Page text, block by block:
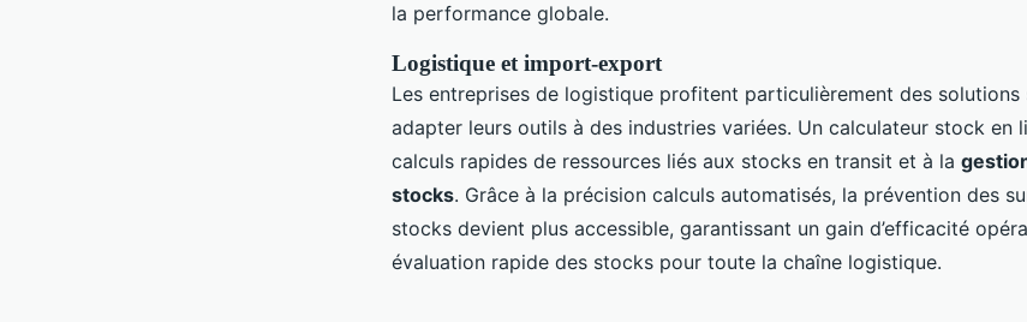
la performance globale.
Logistique et import-export
Les entreprises de logistique profitent particulièrement des solutions
adapter leurs outils à des industries variées. Un calculateur stock en
calculs rapides de ressources liés aux stocks en transit et à la
stocks. Grâce à la précision calculs automatisés, la prévention des
stocks devient plus accessible, garantissant un gain d’efficacité
évaluation rapide des stocks pour toute la chaîne logistique.